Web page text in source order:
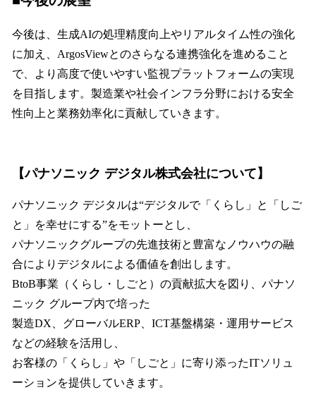
今後は、生成AIの処理精度向上やリアルタイム性の強化
に加え、ArgosViewとのさらなる連携強化を進めること
で、より高度で使いやすい監視プラットフォームの実現
を目指します。製造業や社会インフラ分野における安全
性向上と業務効率化に貢献していきます。
【パナソニック デジタル株式会社について】
パナソニック デジタルは“デジタルで「くらし」と「しご
と」を幸せにする”をモットーとし、
パナソニックグループの先進技術と豊富なノウハウの融
合によりデジタルによる価値を創出します。
BtoB事業（くらし・しごと）の貢献拡大を図り、パナソ
ニック グループ内で培った
製造DX、グローバルERP、ICT基盤構築・運用サービス
などの経験を活用し、
お客様の「くらし」や「しごと」に寄り添ったITソリュ
ーションを提供していきます。